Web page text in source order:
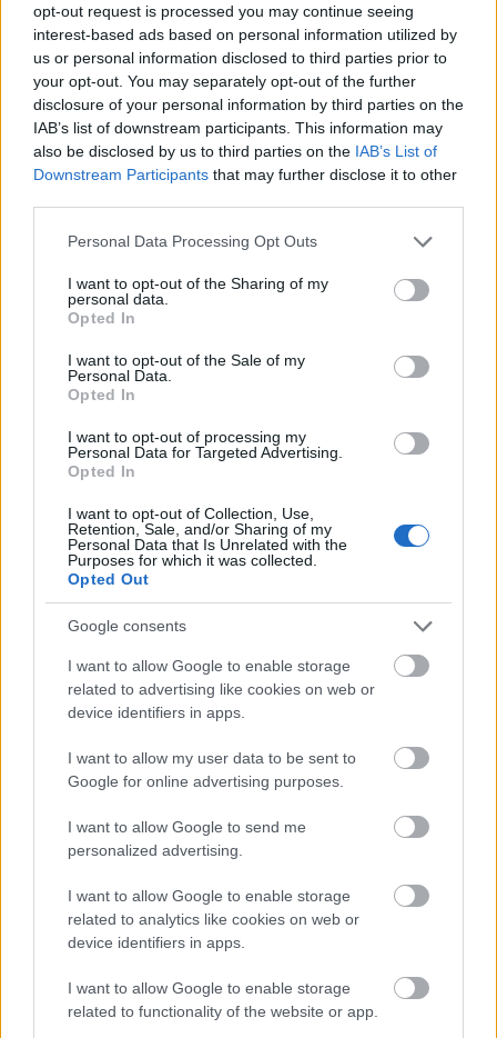
opt-out request is processed you may continue seeing
interest-based ads based on personal information utilized by
us or personal information disclosed to third parties prior to
your opt-out. You may separately opt-out of the further
disclosure of your personal information by third parties on the
IAB’s list of downstream participants. This information may
also be disclosed by us to third parties on the IAB’s List of
Downstream Participants that may further disclose it to other
Please note that this website/app uses one or more Google
not limited to your visit or usage behaviour. You may click to
grant or deny consent to Google and its third-party tags to
use your data for below specified purposes in below Google
consent section.
Personal Data Processing Opt Outs
I want to opt-out of the Sharing of my
personal data.
Opted In
I want to opt-out of the Sale of my
Personal Data.
Opted In
I want to opt-out of processing my
Personal Data for Targeted Advertising.
Opted In
I want to opt-out of Collection, Use,
Retention, Sale, and/or Sharing of my
Personal Data that Is Unrelated with the
Purposes for which it was collected.
Opted Out
Google consents
I want to allow Google to enable storage
related to advertising like cookies on web or
device identifiers in apps.
I want to allow my user data to be sent to
Google for online advertising purposes.
I want to allow Google to send me
personalized advertising.
I want to allow Google to enable storage
related to analytics like cookies on web or
device identifiers in apps.
I want to allow Google to enable storage
related to functionality of the website or app.
SZEX & ÉLETSTÍLUS
Kezdd a napod citromos meleg
vízzel!
Bonta Gáspár kiállítása a Brody
House Studióban
SZEX & ÉLETSTÍLUS
Fashion Business Workshop